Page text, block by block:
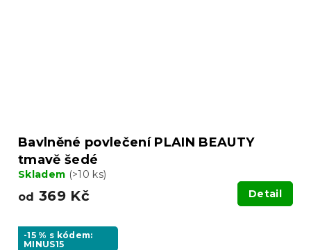
Bavlněné povlečení PLAIN BEAUTY
tmavě šedé
Skladem (>10 ks)
od 369 Kč Detail
-15 % s kódem:
MINUS15